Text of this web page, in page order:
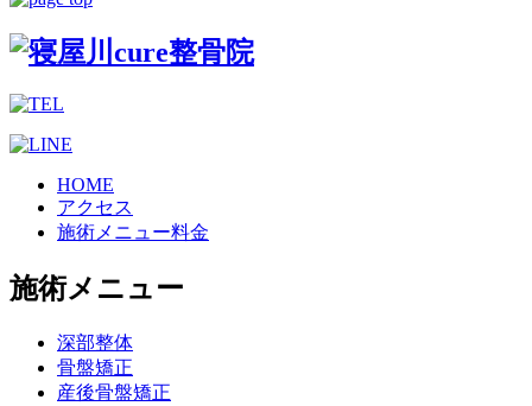
HOME
アクセス
施術メニュー料金
施術メニュー
深部整体
骨盤矯正
産後骨盤矯正